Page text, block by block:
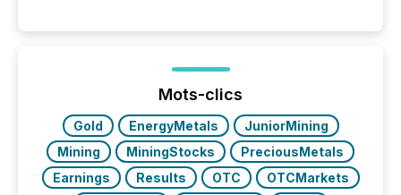
Yahoo and Apple. They reflect how audiences
discovered and engaged with each announcement.
Key Insights...
Mots-clics
Gold EnergyMetals
JuniorMining
Mining
MiningStocks
PreciousMetals
Earnings
Results OTC
OTCMarkets